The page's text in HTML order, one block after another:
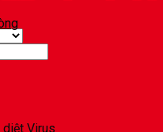
diệt Virus